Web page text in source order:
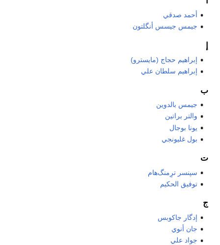
أحمد صدقي
جيمس جيسس أنگلتون
إبراهيم حجاج (مايسترو)
إبراهيم سلطان علي
ب
جيمس بالدوين
والتر براتين
يونا بوجال
بول غليونجي
ت
سپنسر ترِمنگ‌هام
توفيق الحكيم
ج
إدگار جاكوبس
جان أنوي
جواد علي